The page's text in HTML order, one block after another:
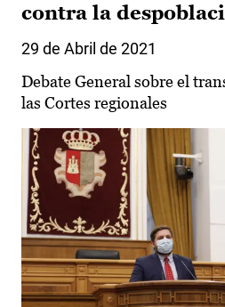
contra la
29 de Abril de 2021
Debate General sobre el
las Cortes regionales